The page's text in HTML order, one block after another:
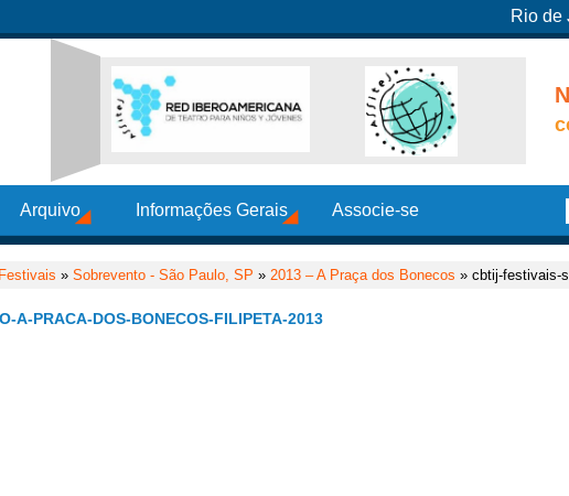
Rio de
Arquivo Informações Gerais Associe-se
» Sobrevento - São Paulo, SP » 2013 – A Praça dos Bonecos » cbtij-festivais-
A-PRACA-DOS-BONECOS-FILIPETA-2013